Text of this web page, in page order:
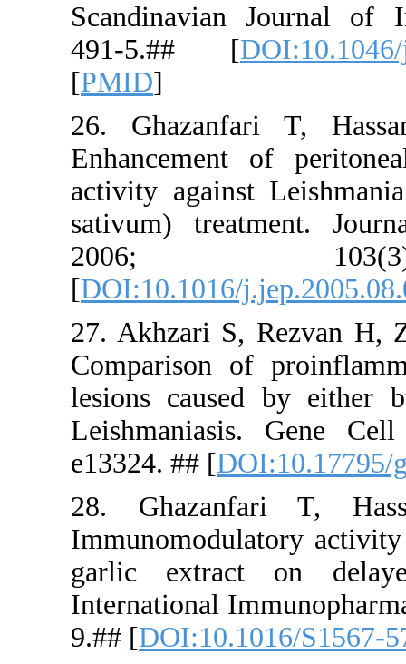
491-
26.
activity
sativum)
[
27.
lesions
e13324. ##
28.
garlic
9.## [